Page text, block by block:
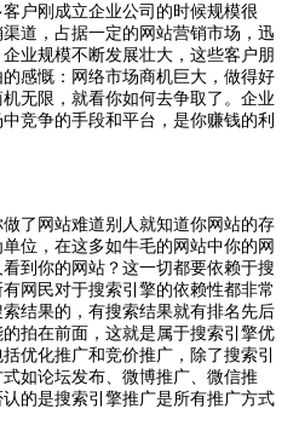
户刚成立企业公司的时候规模很
道，占据一定的网站营销市场，迅
业规模不断发展壮大，这些客户朋
感慨：网络市场商机巨大，做得好
无限，就看你如何去争取了。企业
竞争的手段和平台，是你赚钱的利
网站难道别人就知道你网站的存
位，在这多如牛毛的网站中你的网
到你的网站？这一切都要依赖于搜
网民对于搜索引擎的依赖性都非常
结果的，有搜索结果就有排名先后
拍在前面，这就是属于搜索引擎优
优化推广和竞价推广，除了搜索引
如论坛发布、微博推广、微信推
的是搜索引擎推广是所有推广方式